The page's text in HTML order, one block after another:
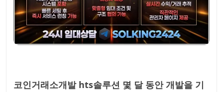
코인거래소개발 hts솔루션 몇 달 동안 개발을 기